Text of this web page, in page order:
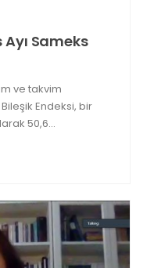
Sameks
ve takvim
Bileşik Endeksi, bir
50,6...